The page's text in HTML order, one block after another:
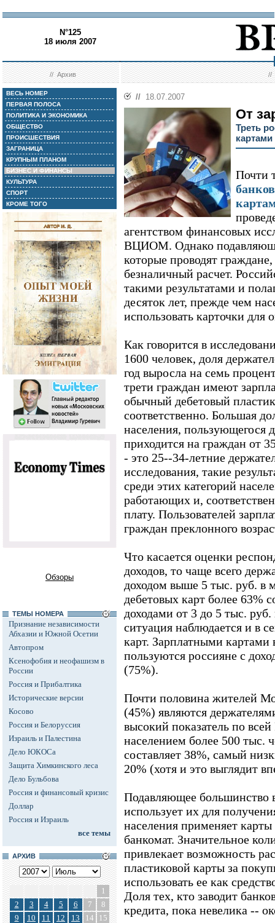
N°125
18 июля 2007
//Архив //
ВЕСЬ НОМЕР
ПЕРВАЯ ПОЛОСА
ПОЛИТИКА И ЭКОНОМИКА
ОБЩЕСТВО
ПРОИСШЕСТВИЯ
ЗАГРАНИЦА
КРУПНЫМ ПЛАНОМ
БИЗНЕС И ФИНАНСЫ
КУЛЬТУРА
СПОРТ
КРОМЕ ТОГО
Обзоры
ТЕМЫ НОМЕРА
Признание независимости
Абхазии и Южной Осетии
Автопром
Ксенофобия и неофашизм в
России
Россия и Прибалтика
Исторические версии
Косово
Россия и Белоруссия
Израиль и Палестина
Дело ЮКОСа
Защита Химкинского леса
Дело Бульбова
Россия и финансовый кризис
Доллар
Россия и Израиль
все темы
АРХИВ
1
2
3 4 5 6 7
8
9
10 11 12 13 14
15
// 18.07.2007
От
Треть
картами
Почти
агентством финансовых
ВЦИОМ. Однако
которые проводят
безналичный расчет.
такими результатами и
десяток лет, прежде чем
использовать карточки для
Как говорится в
1600 человек, доля
год выросла на семь
трети граждан имеют
обычный дебетовый
соответственно. Большая
населения, пользующегося
приходится на граждан от
- это 25--34-летние
исследования, такие
среди этих категорий
работающих и,
плату. Пользователей
граждан преклонного
Что касается оценки
доходов, то чаще всего
доходом выше 5 тыс. руб. в
дебетовых карт более 63%
доходами от 3 до 5 тыс.
ситуация наблюдается и в
карт. Зарплатными
пользуются россияне с
(75%).
Почти половина жителей
(45%) являются
высокий показатель по
населением более 500 тыс.
составляет 38%, самый
20% (хотя и это выглядит
Подавляющее большинство
использует их для
населения применяет
банкомат. Значительное
привлекает возможность
пластиковой карты за
использовать ее как
Доля тех, кто заводит
кредита, пока невелика --